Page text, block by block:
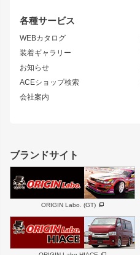
各種サービス
WEBカタログ
装着ギャラリー
お知らせ
ACEショップ検索
会社案内
S14 シルビア 後期
S13 シルビア
180SX
シルエイティ
スズキ
GS350
SC
スバル
軽自動車
リアウイング
ジムニーパーツ
ホイール
MUD-S7
MUD-SR7
ボンネット
フェンダー
サイドパーツ
ハイエースパーツ
ホイール
DAYTONA-RS
ブランドサイト
ORIGIN Labo. (GT)